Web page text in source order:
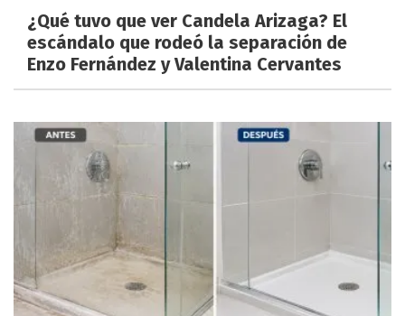
¿Qué tuvo que ver Candela Arizaga? El
escándalo que rodeó la separación de
Enzo Fernández y Valentina Cervantes